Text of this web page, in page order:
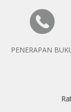
PENERAPAN